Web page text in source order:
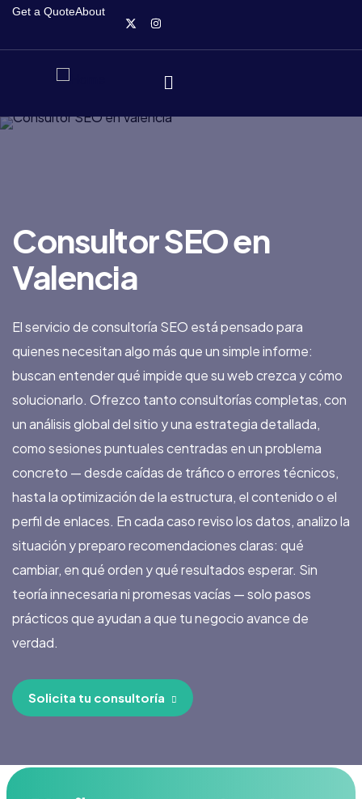
Get a QuoteAbout
Consultor SEO en
Valencia
El servicio de consultoría SEO está pensado para
quienes necesitan algo más que un simple informe:
buscan entender qué impide que su web crezca y cómo
solucionarlo. Ofrezco tanto consultorías completas, con
un análisis global del sitio y una estrategia detallada,
como sesiones puntuales centradas en un problema
concreto — desde caídas de tráfico o errores técnicos,
hasta la optimización de la estructura, el contenido o el
perfil de enlaces. En cada caso reviso los datos, analizo la
situación y preparo recomendaciones claras: qué
cambiar, en qué orden y qué resultados esperar. Sin
teoría innecesaria ni promesas vacías — solo pasos
prácticos que ayudan a que tu negocio avance de
verdad.
Solicita tu consultoría